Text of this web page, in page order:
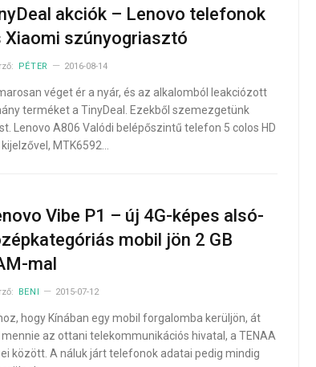
akciók – Lenovo telefonok
Xiaomi szúnyogriasztó
PÉTER 2016-08-14
véget ér a nyár, és az alkalomból leakciózott
terméket a TinyDeal. Ezekből szemezgetünk
Lenovo A806 Valódi belépőszintű telefon 5 colos HD
kijelzővel, MTK6592…
Vibe P1 – új 4G-képes alsó-
mobil jön 2 GB
mal
BENI 2015-07-12
hogy Kínában egy mobil forgalomba kerüljön, át
mennie az ottani telekommunikációs hivatal, a TENAA
között. A náluk járt telefonok adatai pedig mindig